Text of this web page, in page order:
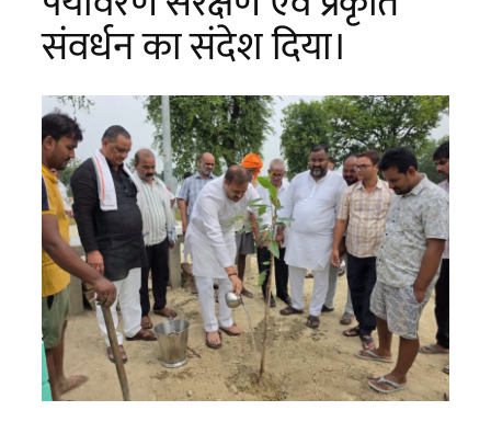
संवर्धन का संदेश दिया।